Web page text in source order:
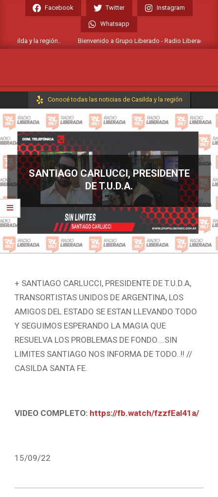
Facebook Twitter Instagram
Whatsapp
y la región.. Bienvenido a Grupo Liberado - Radio Liberada
Primary
Menu
Conocé todas las noticias de Casilda y la región
SANTIAGO CARLUCCI, PRESIDENTE
DE T.U.D.A.
+ SANTIAGO CARLUCCI, PRESIDENTE DE T.U.D.A,
TRANSORTISTAS UNIDOS DE ARGENTINA, LOS
AMIGOS DEL ESTADO SE ESTAN LLEVANDO TODO
Y SEGUIMOS ESPERANDO LA MAGIA QUE
RESUELVA LOS PROBLEMAS DE FONDO….SIN
LIMITES SANTIAGO NOS INFORMA DE TODO..!! //
CASILDA SANTA FE.
VIDEO COMPLETO: https://fb.watch/fzzfEal41a/
15/09/22